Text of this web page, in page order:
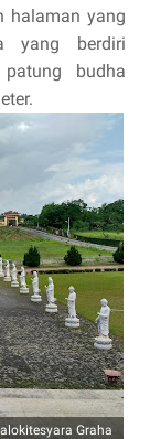
halaman yang
yang berdiri
budha
Graha